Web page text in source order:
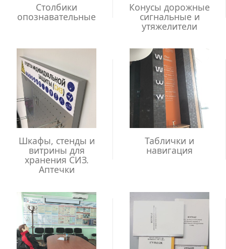
Столбики
опознавательные
Конусы дорожные
сигнальные и
утяжелители
Шкафы, стенды и
витрины для
хранения СИЗ.
Аптечки
Таблички и
навигация